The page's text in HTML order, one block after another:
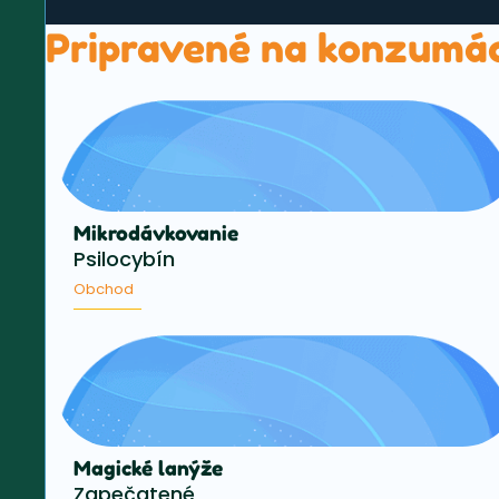
Pripravené na
Mikrodávkovanie
Psilocybín
Obchod
Magické lanýže